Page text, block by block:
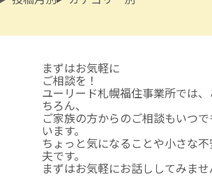
まずはお気軽に
ご相談を！
ユーリード札幌福住事業所では
ちろん、
ご家族の方からのご相談もいつ
います。
ちょっと気になることや小さな
夫です。
まずはお気軽にお話ししてみませ